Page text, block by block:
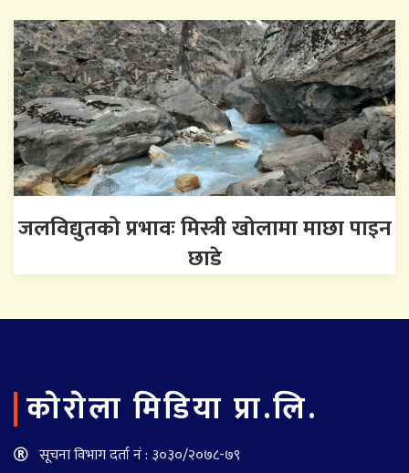
जलविद्युतको प्रभावः मिस्त्री खोलामा माछा पाइन
छाडे
काेराेला मिडिया प्रा.लि.
सूचना विभाग दर्ता नं : ३०३०/२०७८-७९